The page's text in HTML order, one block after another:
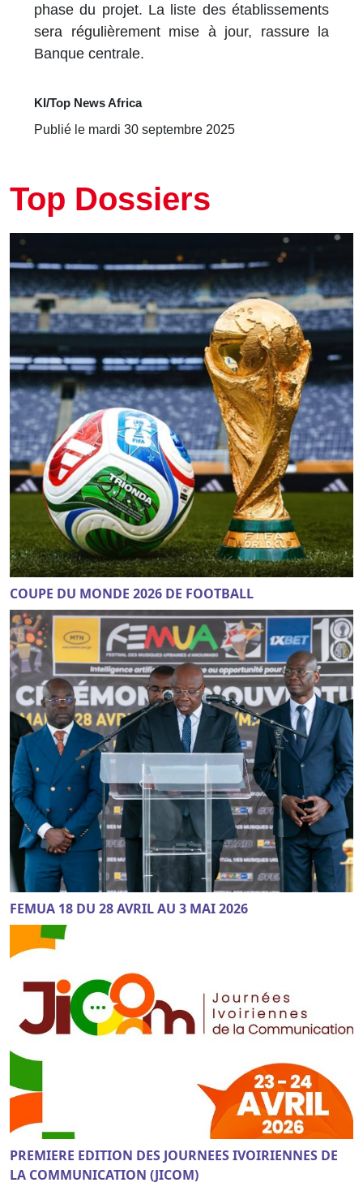
phase du projet. La liste des établissements
sera régulièrement mise à jour, rassure la
Banque centrale.
KI/Top News Africa
Publié le mardi 30 septembre 2025
Top Dossiers
COUPE DU MONDE 2026 DE FOOTBALL
FEMUA 18 DU 28 AVRIL AU 3 MAI 2026
PREMIERE EDITION DES JOURNEES IVOIRIENNES DE
LA COMMUNICATION (JICOM)